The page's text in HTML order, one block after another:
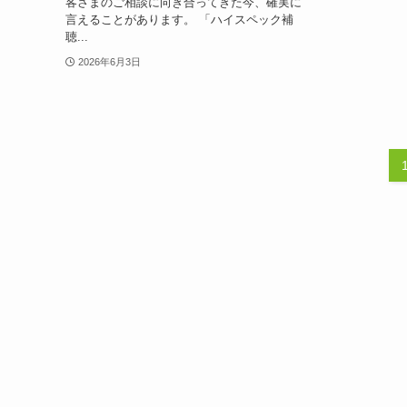
言えることがあります。 「ハイスペック補
聴...
2026年6月3日